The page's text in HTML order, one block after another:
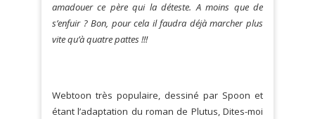
amadouer ce père qui la déteste. A moins que de
s’enfuir ? Bon, pour cela il faudra déjà marcher plus
vite qu’à quatre pattes !!!
Webtoon très populaire, dessiné par Spoon et
étant l’adaptation du roman de Plutus, Dites-moi